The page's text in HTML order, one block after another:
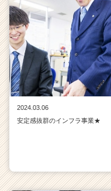
2024.03.06
安定感抜群のインフラ事業★